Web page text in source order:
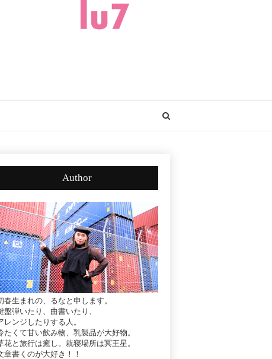
Author
春生まれの、るなと申します。
盤弾いたり、曲書いたり、
レンジしたりする人。
たくて甘い飲み物、乳製品が大好物。
花と旅行は癒し。就寝場所は冥王星。
章書くのが大好き！！